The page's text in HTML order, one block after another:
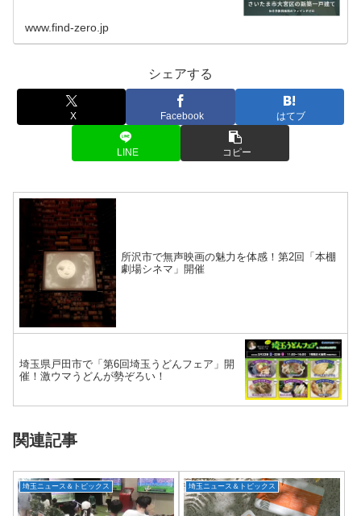
www.find-zero.jp
シェアする
X Facebook はてブ
LINE コピー
所沢市で無声映画の魅力を体感！第2回「本棚
劇場シネマ」開催
埼玉県戸田市で「第6回埼玉うどんフェア」開
催！激ウマうどんが勢ぞろい！
関連記事
埼玉ニュース＆トピックス 埼玉ニュース＆トピックス